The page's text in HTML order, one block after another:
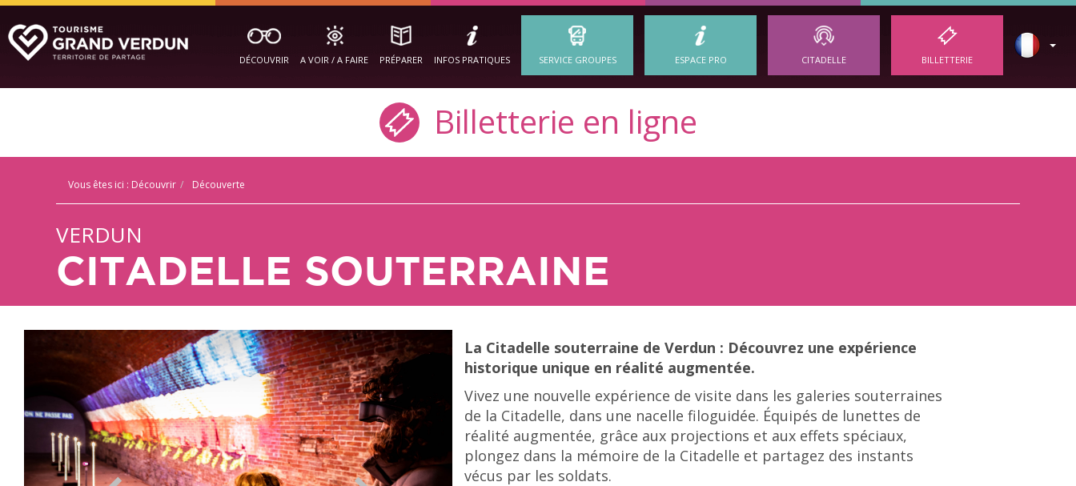
DÉCOUVRIR A VOIR / A FAIRE PRÉPARER INFOS PRATIQUES SERVICE GROUPES ESPACE PRO CITADELLE BILLETTERIE
Billetterie en ligne
Vous êtes ici : Découvrir Découverte
VERDUN
CITADELLE SOUTERRAINE
La Citadelle souterraine de Verdun : Découvrez une expérience
historique unique en réalité augmentée.
Vivez une nouvelle expérience de visite dans les galeries souterraines
de la Citadelle, dans une nacelle filoguidée. Équipés de lunettes de
réalité augmentée, grâce aux projections et aux effets spéciaux,
plongez dans la mémoire de la Citadelle et partagez des instants
vécus par les soldats.